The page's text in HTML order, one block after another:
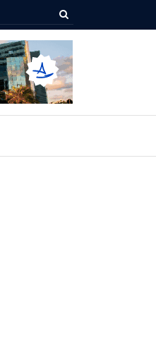
e econômico da Maratona